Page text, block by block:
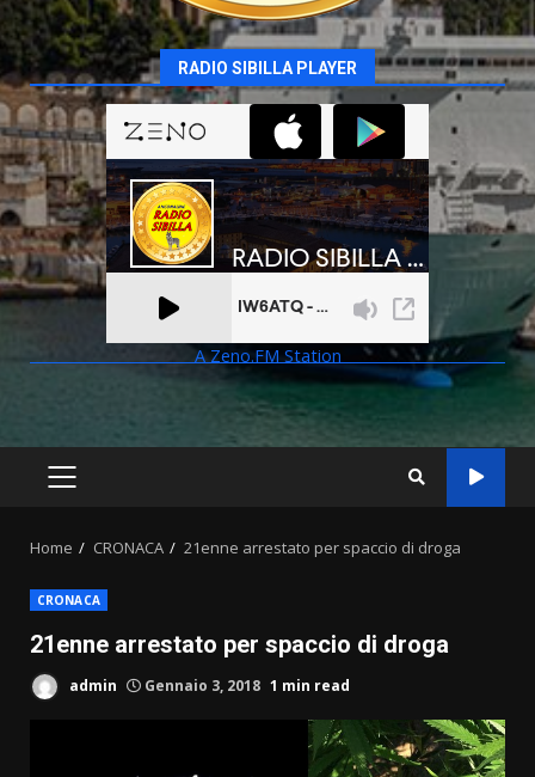
RADIO SIBILLA PLAYER
A Zeno.FM Station
PRIMARY
Home CRONACA 21enne arrestato per spaccio di droga
CRONACA
21enne arrestato per spaccio di droga
admin Gennaio 3, 2018 1 min read